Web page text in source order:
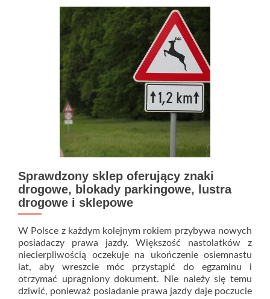
Sprawdzony sklep oferujący znaki
drogowe, blokady parkingowe, lustra
drogowe i sklepowe
W Polsce z każdym kolejnym rokiem przybywa nowych
posiadaczy prawa jazdy. Większość nastolatków z
niecierpliwością oczekuje na ukończenie osiemnastu
lat, aby wreszcie móc przystąpić do egzaminu i
otrzymać upragniony dokument. Nie należy się temu
dziwić, ponieważ posiadanie prawa jazdy daje poczucie